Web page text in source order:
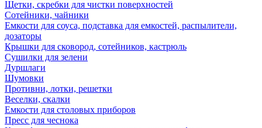
Щетки, скребки для чистки поверхностей
Сотейники, чайники
Емкости для соуса, подставка для емкостей, распылители,
дозаторы
Крышки для сковород, сотейников, кастрюль
Сушилки для зелени
Дуршлаги
Шумовки
Противни, лотки, решетки
Веселки, скалки
Емкости для столовых приборов
Пресс для чеснока